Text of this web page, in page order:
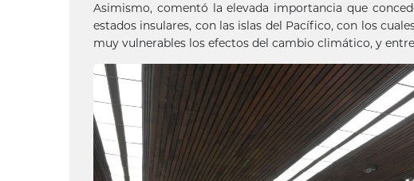
Asimismo, comentó la elevada importancia que
estados insulares, con las islas del Pacífico, con los
muy vulnerables los efectos del cambio climático, y